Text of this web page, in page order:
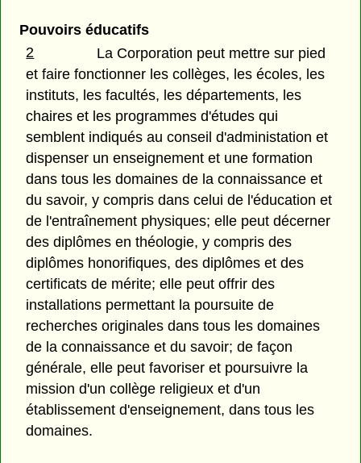
Pouvoirs éducatifs
2
La Corporation peut mettre sur pied
et faire fonctionner les collèges, les écoles, les
instituts, les facultés, les départements, les
chaires et les programmes d'études qui
semblent indiqués au conseil d'administation et
dispenser un enseignement et une formation
dans tous les domaines de la connaissance et
du savoir, y compris dans celui de l'éducation et
de l'entraînement physiques; elle peut décerner
des diplômes en théologie, y compris des
diplômes honorifiques, des diplômes et des
certificats de mérite; elle peut offrir des
installations permettant la poursuite de
recherches originales dans tous les domaines
de la connaissance et du savoir; de façon
générale, elle peut favoriser et poursuivre la
mission d'un collège religieux et d'un
établissement d'enseignement, dans tous les
domaines.